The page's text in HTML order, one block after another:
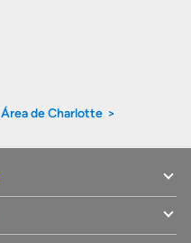
Área de Charlotte